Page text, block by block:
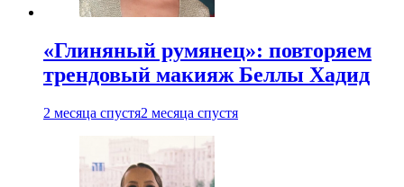
«Глиняный румянец»: повторяем
трендовый макияж Беллы Хадид
2 месяца спустя2 месяца спустя